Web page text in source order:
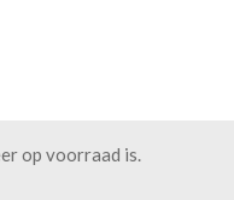
op voorraad is.